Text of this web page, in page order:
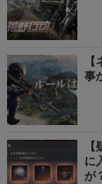
事
に
が